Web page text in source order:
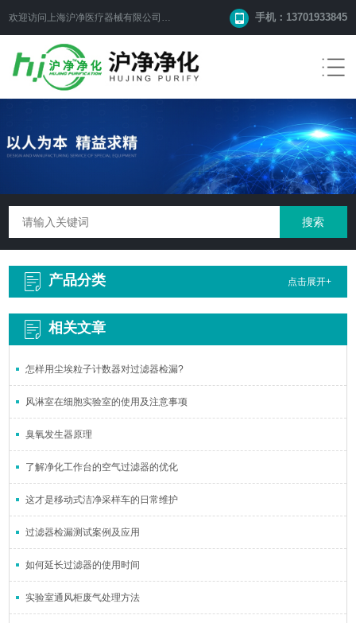
欢迎访问上海沪净医疗器械有限公司网站！ 手机：13701933845
产品分类 点击展开+
相关文章
怎样用尘埃粒子计数器对过滤器检漏?
风淋室在细胞实验室的使用及注意事项
臭氧发生器原理
了解净化工作台的空气过滤器的优化
这才是移动式洁净采样车的日常维护
过滤器检漏测试案例及应用
如何延长过滤器的使用时间
实验室通风柜废气处理方法